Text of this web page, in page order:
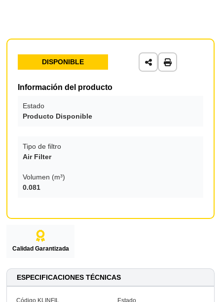
DISPONIBLE
Información del producto
Estado
Producto Disponible
Tipo de filtro
Air Filter
Volumen (m³)
0.081
Calidad Garantizada
ESPECIFICACIONES TÉCNICAS
Código KLINFIL
Estado